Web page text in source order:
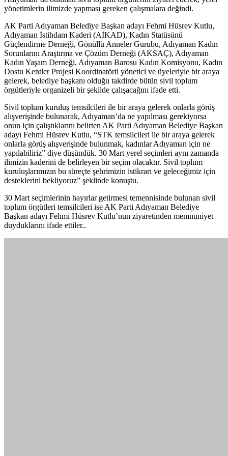
yönetimlerin ilimizde yapması gereken çalışmalara değindi.
AK Parti Adıyaman Belediye Başkan adayı Fehmi Hüsrev Kutlu,
Adıyaman İstihdam Kaderi (AİKAD), Kadın Statüsünü
Güçlendirme Derneği, Gönüllü Anneler Gurubu, Adıyaman Kadın
Sorunlarını Araştırma ve Çözüm Derneği (AKSAÇ), Adıyaman
Kadın Yaşam Derneği, Adıyaman Barosu Kadın Komisyonu, Kadın
Dostu Kentler Projesi Koordinatörü yönetici ve üyeleriyle bir araya
gelerek, belediye başkanı olduğu takdirde bütün sivil toplum
örgütleriyle organizeli bir şekilde çalışacağını ifade etti.
Sivil toplum kuruluş temsilcileri ile bir araya gelerek onlarla görüş
alışverişinde bulunarak, Adıyaman’da ne yapılması gerekiyorsa
onun için çalıştıklarını belirten AK Parti Adıyaman Belediye Başkan
adayı Fehmi Hüsrev Kutlu, “STK temsilcileri ile bir araya gelerek
onlarla görüş alışverişinde bulunmak, kadınlar Adıyaman için ne
yapılabiliriz” diye düşündük. 30 Mart yerel seçimleri aynı zamanda
ilimizin kaderini de belirleyen bir seçim olacaktır. Sivil toplum
kuruluşlarımızın bu süreçte şehrimizin istikrarı ve geleceğimiz için
desteklerini bekliyoruz” şeklinde konuştu.
30 Mart seçimlerinin hayırlar getirmesi temennisinde bulunan sivil
toplum örgütleri temsilcileri ise AK Parti Adıyaman Belediye
Başkan adayı Fehmi Hüsrev Kutlu’nun ziyaretinden memnuniyet
duyduklarını ifade ettiler..